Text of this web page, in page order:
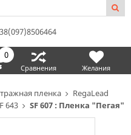
пленка
RegaLead
643
SF 607 : Пленка "Пегая"
0
Сравнения Желания